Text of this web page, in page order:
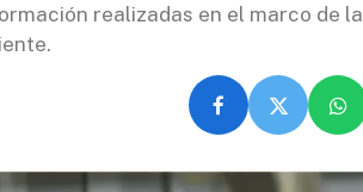
realizadas en el marco de la